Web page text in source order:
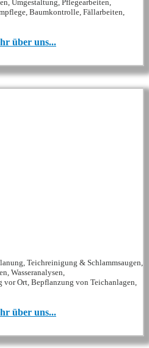
Umgestaltung, Pflegearbeiten,
Baumkontrolle, Fällarbeiten,
über uns...
Teichreinigung & Schlammsaugen,
Wasseranalysen,
Ort, Bepflanzung von Teichanlagen,
über uns...